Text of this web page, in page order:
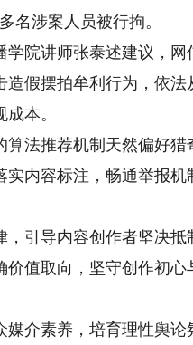
涉案人员被行拘。
院讲师张泰述建议，网
造假摆拍牟利行为，依
本。
法推荐机制天然偏好猎
内容标注，畅通举报
引导内容创作者坚决抵
值取向，坚守创作初
素养，培育理性舆论